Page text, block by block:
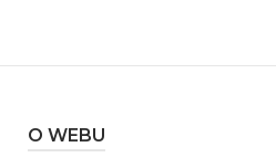
O WEBU